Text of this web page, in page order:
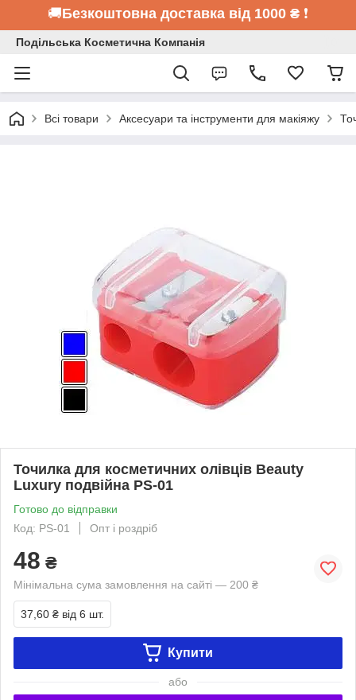
🚚Безкоштовна доставка від 1000 ₴ ❗
Подільська Косметична Компанія
Всі товари Аксесуари та інструменти для макіяжу
Точилка для косметичних олівців Beauty
Luxury подвійна PS-01
Готово до відправки
Код: PS-01
Опт і роздріб
48 ₴
Мінімальна сума замовлення на сайті — 200 ₴
37,60 ₴ від 6 шт.
Купити
або